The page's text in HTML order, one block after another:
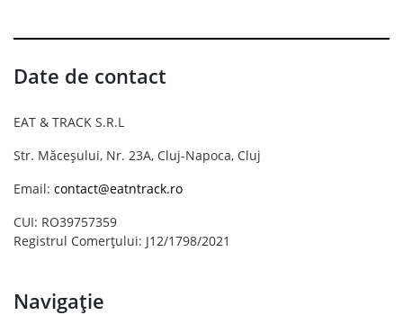
Date de contact
EAT & TRACK S.R.L
Str. Măceșului, Nr. 23A, Cluj-Napoca, Cluj
Email: contact@eatntrack.ro
CUI: RO39757359
Registrul Comerțului: J12/1798/2021
Navigație